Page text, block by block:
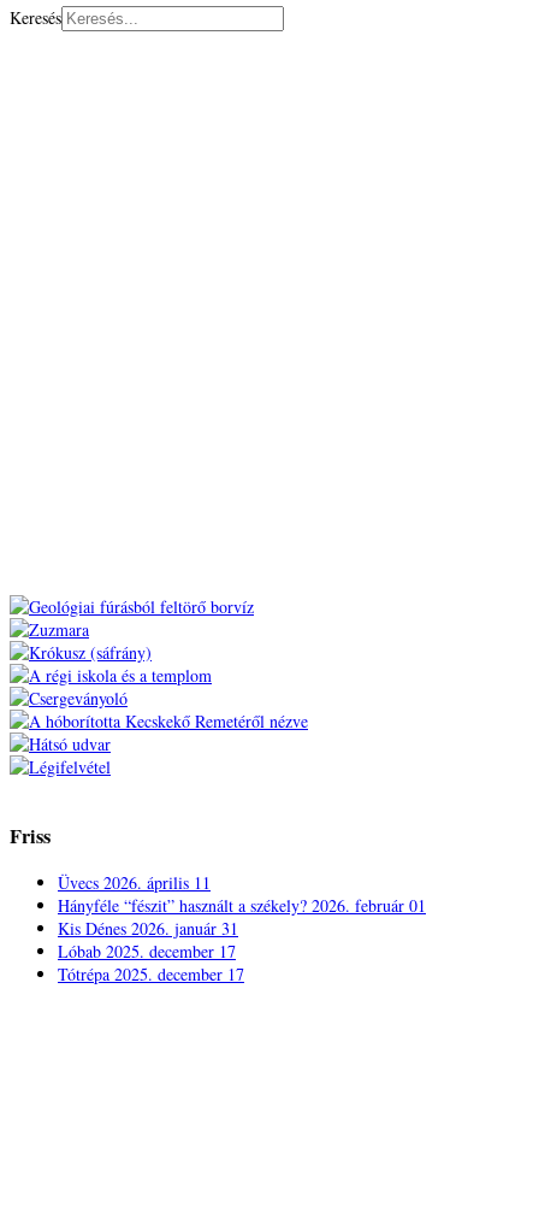
Keresés
Friss
Üvecs 2026. április 11
Hányféle “fészit” használt a székely? 2026. február 01
Kis Dénes 2026. január 31
Lóbab 2025. december 17
Tótrépa 2025. december 17